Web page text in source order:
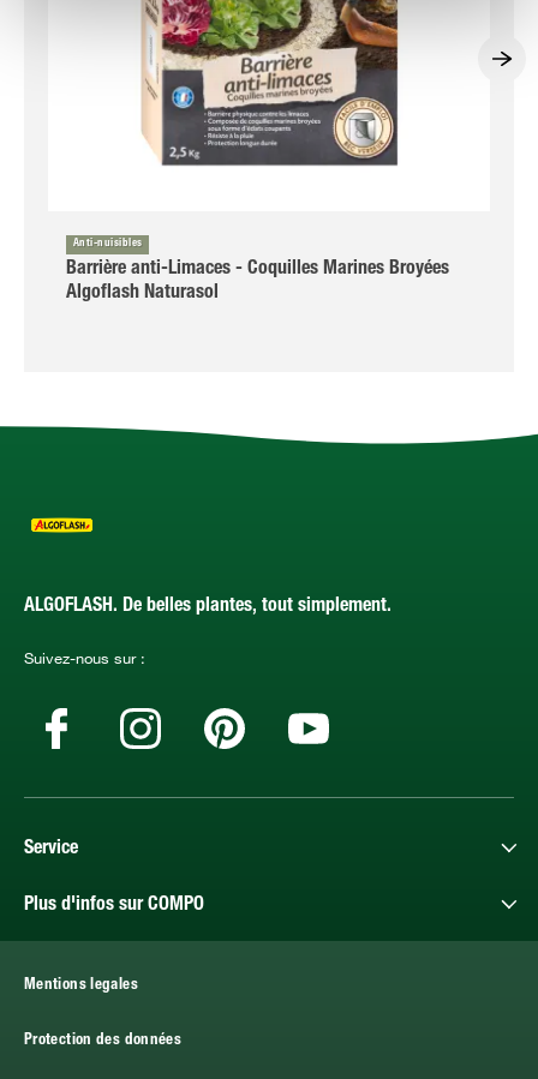
Anti-nuisibles
Barrière anti-Limaces - Coquilles Marines Broyées
Algoflash Naturasol
ALGOFLASH. De belles plantes, tout simplement.
Suivez-nous sur :
Service
Plus d'infos sur COMPO
Mentions legales
Protection des données